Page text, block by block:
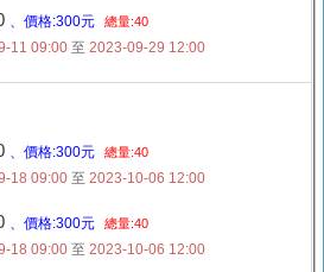
、價格:300元 總量:40
11 09:00 至 2023-09-29 12:00
、價格:300元 總量:40
18 09:00 至 2023-10-06 12:00
、價格:300元 總量:40
18 09:00 至 2023-10-06 12:00